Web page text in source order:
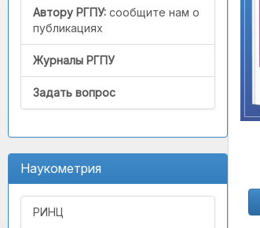
Автору РГПУ: сообщите нам о
публикациях
Журналы РГПУ
Задать вопрос
Наукометрия
РИНЦ